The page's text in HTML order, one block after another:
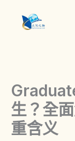
content
生？全
重含义